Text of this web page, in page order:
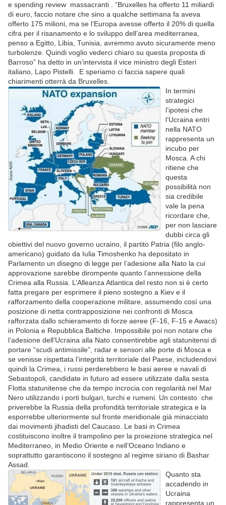
e spending review massacranti . “Bruxelles ha offerto 11 miliardi
di euro, faccio notare che sino a qualche settimana fa aveva
offerto 175 milioni, ma se l’Europa avesse offerto il 20% di quella
cifra per il risanamento e lo sviluppo dell’area mediterranea,
penso a Egitto, Libia, Tunisia, avremmo avuto sicuramente meno
turbolenze. Quindi voglio vederci chiaro su questa proposta di
Barroso” ha detto in un’intervista il vice ministro degli Esteri
italiano, Lapo Pistelli. E speriamo ci faccia sapere quali
chiarimenti otterrà da Bruxelles.
In termini
strategici
l’ipotesi che
l’Ucraina entri
nella NATO
rappresenta un
incubo per
Mosca. A chi
ritiene che
questa
possibilità non
sia credibile
vale la pena
ricordare che,
per non lasciare
dubbi circa gli
obiettivi del nuovo governo ucraino, il partito Patria (filo anglo-
americano) guidato da Iulia Timoshenko ha depositato in
Parlamento un disegno di legge per l’adesione alla Nato la cui
approvazione sarebbe dirompente quanto l’annessione della
Crimea alla Russia. L’Alleanza Atlantica del resto non si è certo
fatta pregare per esprimere il pieno sostegno a Kiev e il
rafforzamento della cooperazione militare, assumendo così una
posizione di netta contrapposizione nei confronti di Mosca
rafforzata dallo schieramento di forze aeree (F-16, F-15 e Awacs)
in Polonia e Repubblica Baltiche. Impossibile poi non notare che
l’adesione dell’Ucraina alla Nato consentirebbe agli statunitensi di
portare “scudi antimissile”, radar e sensori alle porte di Mosca e
se venisse rispettata l’integrità territoriale del Paese, includendovi
quindi la Crimea, i russi perderebbero le basi aeree e navali di
Sebastopoli, candidate in futuro ad essere utilizzate dalla sesta
Flotta statunitense che da tempo incrocia con regolarità nel Mar
Nero utilizzando i porti bulgari, turchi e rumeni. Un contesto che
priverebbe la Russia della profondità territoriale strategica e la
esporrebbe ulteriormente sul fronte meridionale già minacciato
dai movimenti jihadisti del Caucaso. Le basi in Crimea
costituiscono inoltre il trampolino per la proiezione strategica nel
Mediterraneo, in Medio Oriente e nell’Oceano Indiano e
soprattutto garantiscono il sostegno al regime siriano di Bashar
Assad.
Quanto sta
accadendo in
Ucraina
rappresenta un